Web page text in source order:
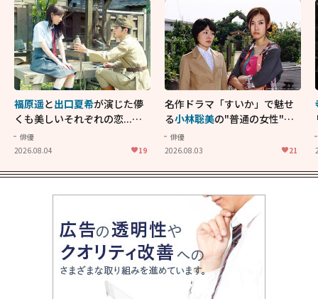
福原遥と出口夏希が演じた儚
くも美しいそれぞれの恋...生
きることの尊さを教えてくれ
た映画「あの花が咲く丘で、
俳優
2026.08.04
19
名作ドラマ「すいか」で魅せ
る小林聡美の"普通の女性"が
大人に刺さる...映画「かもめ
食堂」にも通じる静かな芝居
俳優
2026.08.03
21